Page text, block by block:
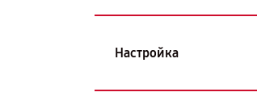
Настройка